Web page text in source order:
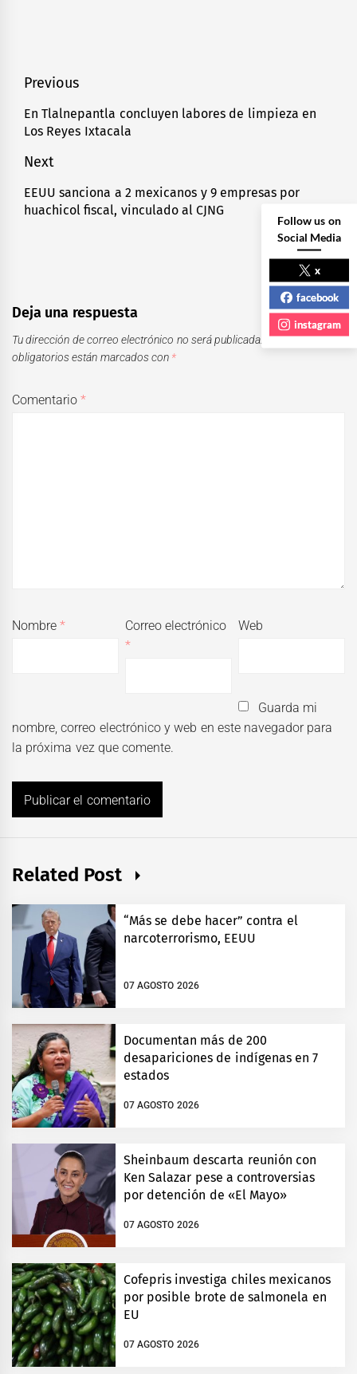
Navegación
de
entradas
Previous
Previous
post:
En Tlalnepantla concluyen labores de limpieza en
Los Reyes Ixtacala
Next
Next
post:
EEUU sanciona a 2 mexicanos y 9 empresas por
huachicol fiscal, vinculado al CJNG
Deja una respuesta
Tu dirección de correo electrónico no será publicada.
Los campos
obligatorios están marcados con *
Comentario*
Nombre*
Correo electrónico
*
Web
Guarda mi
nombre, correo electrónico y web en este navegador para
la próxima vez que comente.
Related Post
“Más se debe hacer” contra el
narcoterrorismo, EEUU
07 AGOSTO 2026
Documentan más de 200
desapariciones de indígenas en 7
estados
07 AGOSTO 2026
Sheinbaum descarta reunión con
Ken Salazar pese a controversias
por detención de «El Mayo»
07 AGOSTO 2026
Cofepris investiga chiles mexicanos
por posible brote de salmonela en
EU
07 AGOSTO 2026
Follow us on
Social Media
x
facebook
instagram